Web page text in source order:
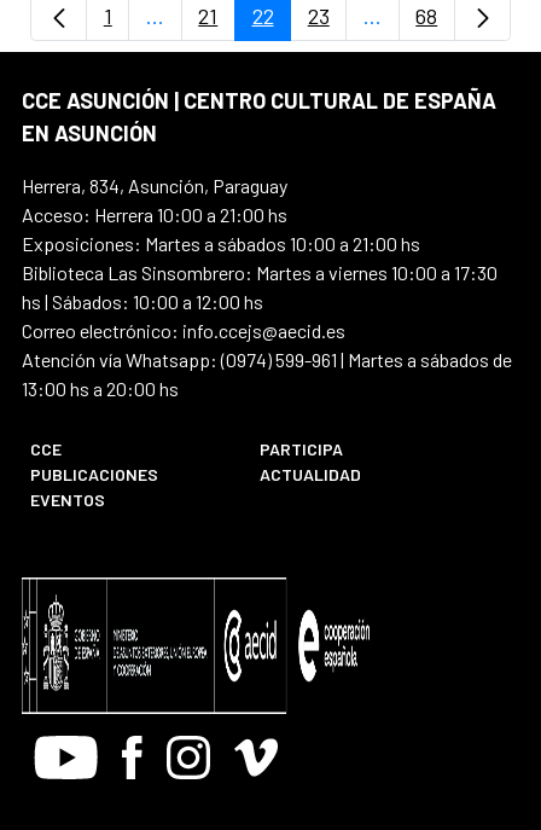
Página
1 ...Páginas intermedias Use TAB para
Página
21 Página
22 Página
23 ...PáginasPágina
68
CCE ASUNCIÓN | CENTRO CULTURAL DE ESPAÑA
EN ASUNCIÓN
Herrera, 834, Asunción, Paraguay
Acceso: Herrera 10:00 a 21:00 hs
Exposiciones: Martes a sábados 10:00 a 21:00 hs
Biblioteca Las Sinsombrero: Martes a viernes 10:00 a 17:30
hs | Sábados: 10:00 a 12:00 hs
Correo electrónico: info.ccejs@aecid.es
Atención vía Whatsapp: (0974) 599-961 | Martes a sábados de
13:00 hs a 20:00 hs
CCE
PARTICIPA
PUBLICACIONES
ACTUALIDAD
EVENTOS
Youtube FacebookInstagram
Vimeo